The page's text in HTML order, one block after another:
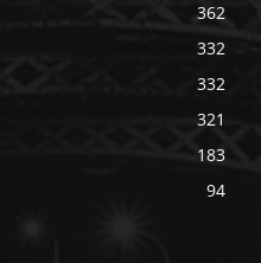
362
332
332
321
183
94